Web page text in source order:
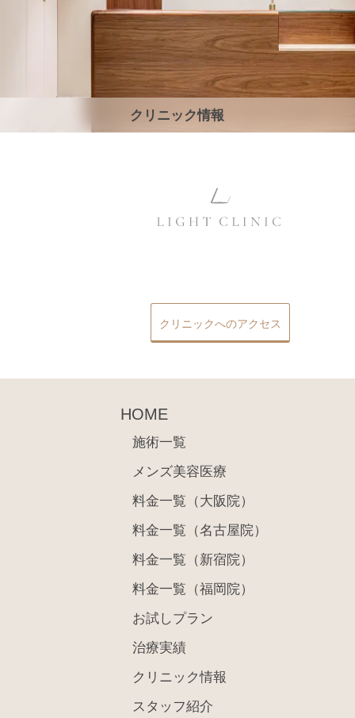
クリニック情報
クリニックへのアクセス
HOME
施術一覧
メンズ美容医療
料金一覧（大阪院）
料金一覧（名古屋院）
料金一覧（新宿院）
料金一覧（福岡院）
お試しプラン
治療実績
クリニック情報
スタッフ紹介